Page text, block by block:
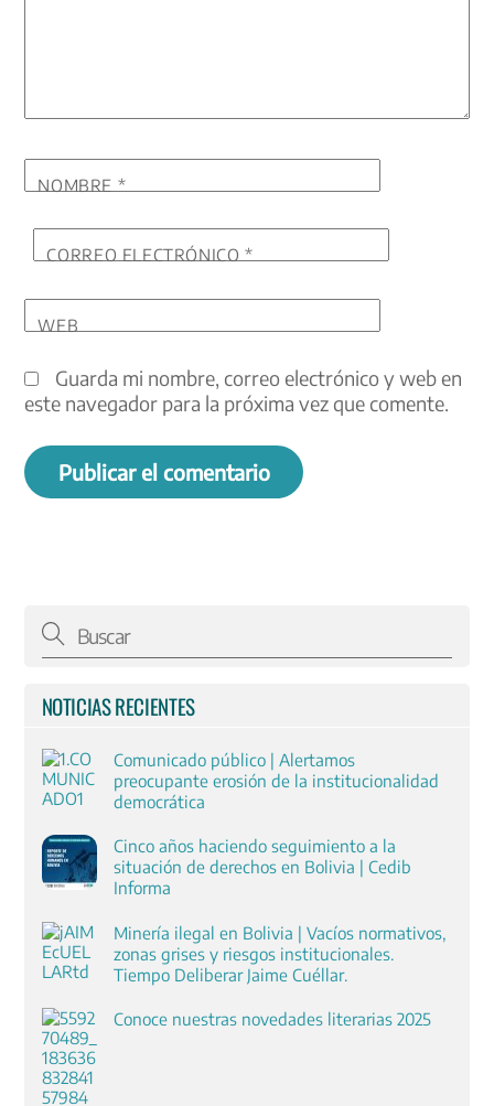
NOMBRE *
CORREO ELECTRÓNICO*
WEB
Guarda mi nombre, correo electrónico y web en
este navegador para la próxima vez que comente.
NOTICIAS RECIENTES
Comunicado público | Alertamos
preocupante erosión de la institucionalidad
democrática
Cinco años haciendo seguimiento a la
situación de derechos en Bolivia | Cedib
Informa
Minería ilegal en Bolivia | Vacíos normativos,
zonas grises y riesgos institucionales.
Tiempo Deliberar Jaime Cuéllar.
Conoce nuestras novedades literarias 2025